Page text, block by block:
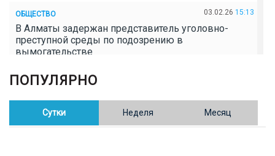
ОБЩЕСТВО 03.02.26 15:13
В Алматы задержан представитель уголовно-
преступной среды по подозрению в
вымогательстве
ОБЩЕСТВО
Полицейские пресекли незаконное выращивание
конопли в Таразе
ПОПУЛЯРНО
Сутки Неделя Месяц